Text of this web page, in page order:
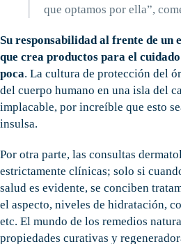
que optamos por ella”,
Su responsabilidad al frente de un
que crea productos para el
poca. La cultura de protección del
del cuerpo humano en una isla del
implacable, por increíble que esto
insulsa.
Por otra parte, las consultas
estrictamente clínicas; solo si
salud es evidente, se conciben
el aspecto, niveles de hidratación,
etc. El mundo de los remedios
propiedades curativas y